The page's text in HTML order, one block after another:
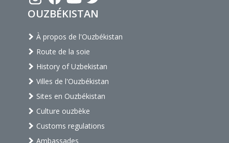
OUZBÉKISTAN
À propos de l'Ouzbékistan
Route de la soie
History of Uzbekistan
Villes de l'Ouzbékistan
Sites en Ouzbékistan
Culture ouzbèke
Customs regulations
Ambassades